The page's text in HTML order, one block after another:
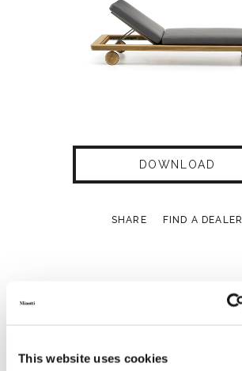
This website uses cookies
DOWNLOAD
SHARE FIND A DEALER